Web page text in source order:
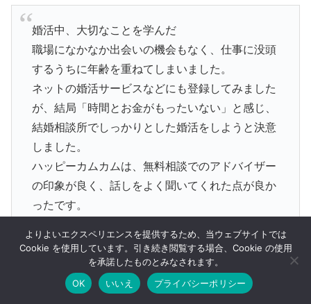
婚活中、大切なことを学んだ
職場になかなか出会いの機会もなく、仕事に没頭
するうちに年齢を重ねてしまいました。
ネットの婚活サービスなどにも登録してみました
が、結局「時間とお金がもったいない」と感じ、
結婚相談所でしっかりとした婚活をしようと決意
しました。
ハッピーカムカムは、無料相談でのアドバイザー
の印象が良く、話しをよく聞いてくれた点が良か
ったです。
かりした関係を築いていくために、どんな気遣い
が必要か」など、今後の人生で大いに役立つ大切
なことを学びました。
ホーム 検索 トップ
よりよいエクスペリエンスを提供するため、当ウェブサイトでは
Cookie を使用しています。引き続き閲覧する場合、Cookie の使用
を承諾したものとみなされます。
OK
いいえ プライバシーポリシー